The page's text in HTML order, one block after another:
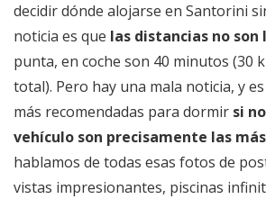
decidir dónde alojarse en Santorini
noticia es que las distancias no son
punta, en coche son 40 minutos (30
total). Pero hay una mala noticia, y
más recomendadas para dormir si
vehículo son precisamente las
hablamos de todas esas fotos de
vistas impresionantes, piscinas